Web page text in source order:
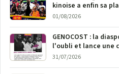
kinoise a enfin sa
urbaine
01/08/2026
GENOCOST : la
l'oubli et lance une
la pétition FONAREV
31/07/2026